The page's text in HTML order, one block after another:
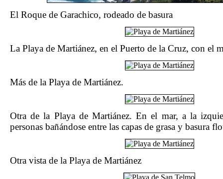
El Roque de Garachico, rodeado de basura
La Playa de Martiánez, en el Puerto de la Cruz, con el
Más de la Playa de Martiánez.
Otra de la Playa de Martiánez. En el mar, a la
personas bañándose entre las capas de grasa y basura
Otra vista de la Playa de Martiánez